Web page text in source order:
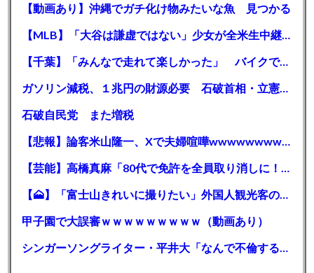
【動画あり】沖縄でガチ化け物みたいな魚 見つかる
【MLB】「大谷は謙虚ではない」少女が全米生中継で突然の大谷翔平批判 サイン無視された過去明かす
【千葉】「みんなで走れて楽しかった」 バイクでバースデー集団暴走 男女５７人を書類送検 SNSで参加者募る
ガソリン減税、１兆円の財源必要 石破首相・立憲野田氏「財源は死に物狂いで確保しなければならない」「本当に死に物狂いで」
石破自民党 また増税
【悲報】論客米山隆一、Xで夫婦喧嘩wwwwwwwwwwww
【芸能】高橋真麻「80代で免許を全員取り消しに！」 高齢ドライバーの事故問題で、高齢者の運転免許取り消し法を提案
【🗻】「富士山きれいに撮りたい」外国人観光客のレンタカー事故が急増…「ハンドルが逆で慣れず」、道の狭さも
甲子園で大誤審ｗｗｗｗｗｗｗｗｗ（動画あり）
シンガーソングライター・平井大「なんで不倫するか知ってる？妥協で結婚するからさ。」←浅すぎると大炎上